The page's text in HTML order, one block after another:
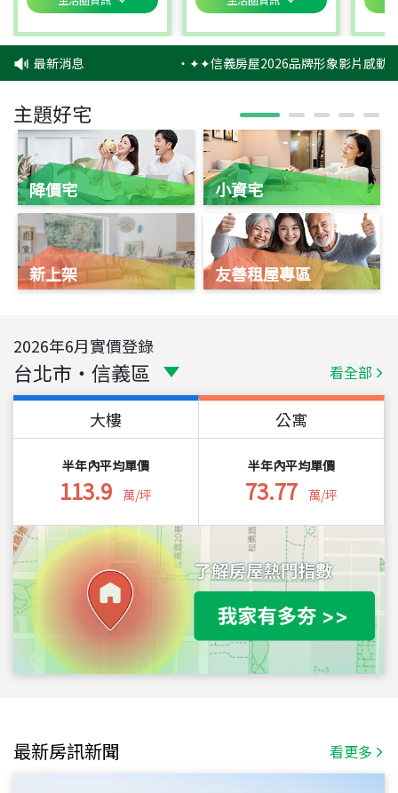
最新消息 ‧✦✦信義房屋2026品牌形象影片感動
主題好宅
降價宅
新上架
小資宅
友善租屋專區
2026年6月實價登錄
台北市 ・ 信義區 看全部
大樓
半年內平均單價
113.9 萬/坪
公寓
半年內平均單價
73.77 萬/坪
最新房訊新聞 看更多